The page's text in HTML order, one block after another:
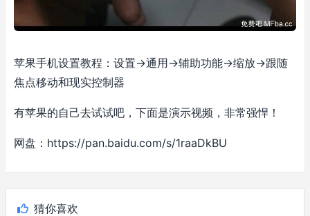
苹果手机设置教程：设置->通用->辅助功能->缩放->跟随
焦点移动和现实控制器
有苹果的自己去试试吧，下面是演示视频，非常强悍！
网盘：https://pan.baidu.com/s/1raaDkBU
猜你喜欢